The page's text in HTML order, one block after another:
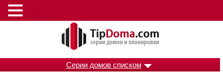
Серии домов списком